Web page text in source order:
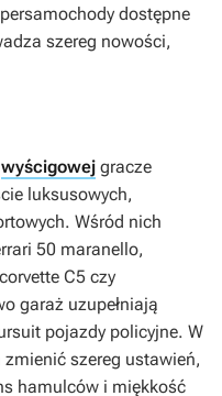
dostępne
szereg nowości,
wyścigowej gracze
luksusowych,
Wśród nich
50 maranello,
C5 czy
garaż uzupełniają
pojazdy policyjne. W
szereg ustawień,
hamulców i miękkość